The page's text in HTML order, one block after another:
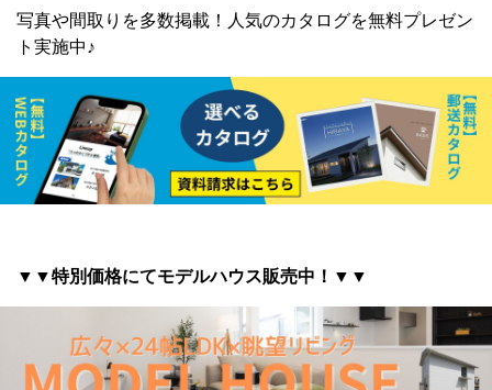
写真や間取りを多数掲載！ 人気のカタログを無料プレゼン
ト実施中♪
▼▼特別価格にてモデルハウス販売中！▼▼